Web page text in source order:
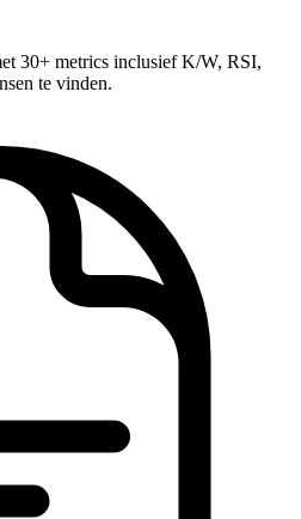
30+ metrics inclusief K/W, RSI,
te vinden.